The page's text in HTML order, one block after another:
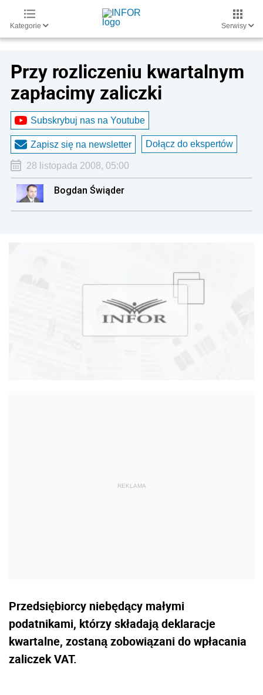
Kategorie Serwisy
Przy rozliczeniu kwartalnym
zapłacimy zaliczki
Subskrybuj nas na Youtube
Zapisz się na newsletter Dołącz do ekspertów
28 listopada 2008, 05:00
Bogdan Świąder
Przedsiębiorcy niebędący małymi
podatnikami, którzy składają deklaracje
kwartalne, zostaną zobowiązani do wpłacania
zaliczek VAT.